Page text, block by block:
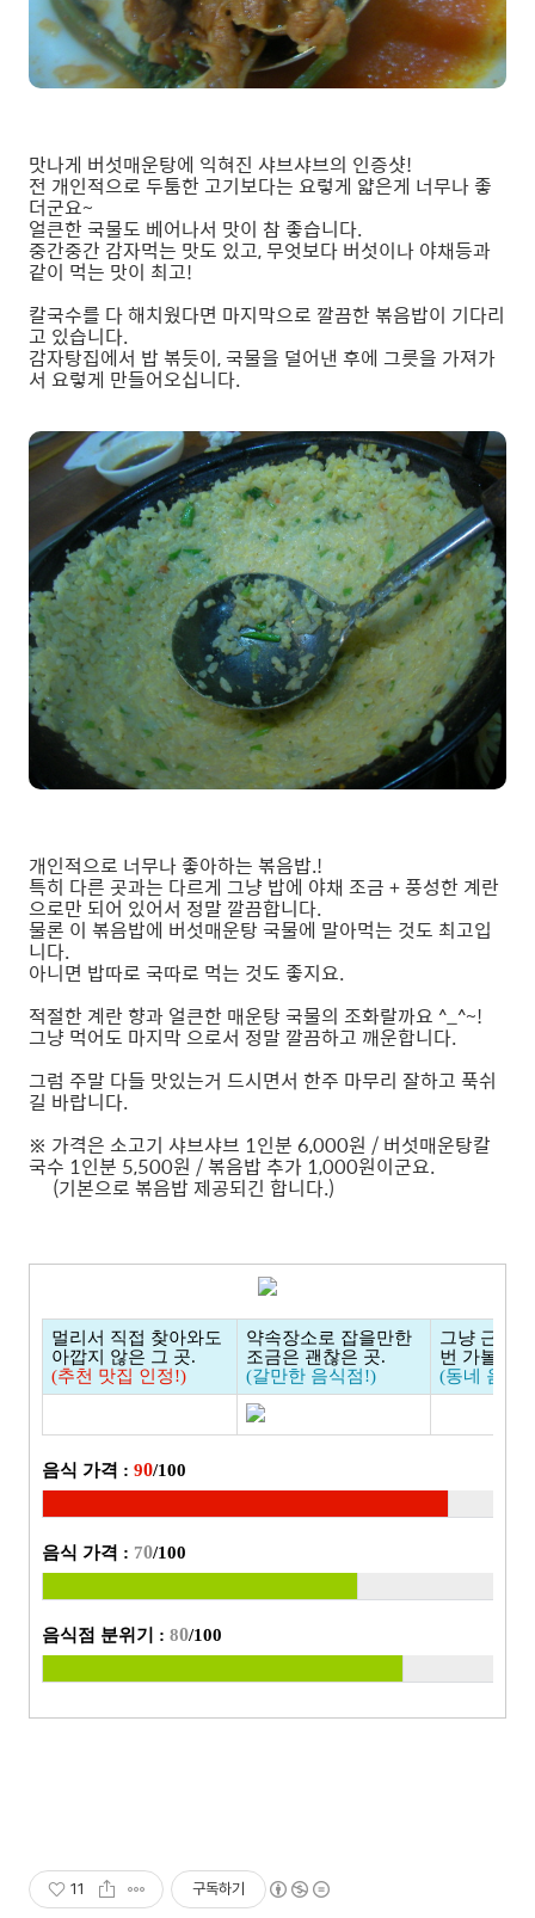
맛나게 버섯매운탕에 익혀진 샤브샤브의 인증샷!
전 개인적으로 두툼한 고기보다는 요렇게 얇은게 너무나 좋
더군요~
얼큰한 국물도 베어나서 맛이 참 좋습니다.
중간중간 감자먹는 맛도 있고, 무엇보다 버섯이나 야채등과
같이 먹는 맛이 최고!
칼국수를 다 해치웠다면 마지막으로 깔끔한 볶음밥이 기다리
고 있습니다.
감자탕집에서 밥 볶듯이, 국물을 덜어낸 후에 그릇을 가져가
서 요렇게 만들어오십니다.
개인적으로 너무나 좋아하는 볶음밥.!
특히 다른 곳과는 다르게 그냥 밥에 야채 조금 + 풍성한 계란
으로만 되어 있어서 정말 깔끔합니다.
물론 이 볶음밥에 버섯매운탕 국물에 말아먹는 것도 최고입
니다.
아니면 밥따로 국따로 먹는 것도 좋지요.
적절한 계란 향과 얼큰한 매운탕 국물의 조화랄까요 ^_^~!
그냥 먹어도 마지막 으로서 정말 깔끔하고 깨운합니다.
그럼 주말 다들 맛있는거 드시면서 한주 마무리 잘하고 푹쉬
길 바랍니다.
※ 가격은 소고기 샤브샤브 1인분 6,000원 / 버섯매운탕칼
국수 1인분 5,500원 / 볶음밥 추가 1,000원이군요.
(기본으로 볶음밥 제공되긴 합니다.)
멀리서 직접 찾아와도
아깝지 않은 그 곳.
(추천 맛집 인정!)
약속장소로 잡을만한
조금은 괜찮은 곳.
(갈만한 음식점!)
그냥 근처
번 가볼만
(동네 음식
음식 가격 : 90/100
음식 가격 : 70/100
음식점 분위기 : 80/100
11 구독하기